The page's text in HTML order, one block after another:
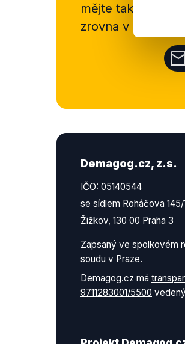
mějte tak přehled
zrovna v Česku
Demagog.cz, z.s.
IČO: 05140544
se sídlem Roháčova 145/
Žižkov, 130 00 Praha 3
Zapsaný ve spolkovém
soudu v Praze.
Demagog.cz má
9711283001/5500